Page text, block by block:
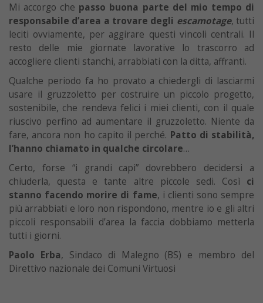
Mi accorgo che passo buona parte del mio tempo di
responsabile d’area a trovare degli escamotage, tutti
leciti ovviamente, per aggirare questi vincoli centrali. Il
resto delle mie giornate lavorative lo trascorro ad
accogliere clienti stanchi, arrabbiati con la ditta, affranti.
Qualche periodo fa ho provato a chiedergli di lasciarmi
usare il gruzzoletto per costruire un piccolo progetto,
sostenibile, che rendeva felici i miei clienti, con il quale
riuscivo perfino ad aumentare il gruzzoletto. Niente da
fare, ancora non ho capito il perché. Patto di stabilità,
l’hanno chiamato in qualche circolare…
Certo, forse “i grandi capi” dovrebbero decidersi a
chiuderla, questa e tante altre piccole sedi. Così ci
stanno facendo morire di fame, i clienti sono sempre
più arrabbiati e loro non rispondono, mentre io e gli altri
piccoli responsabili d’area la faccia dobbiamo metterla
tutti i giorni.
Paolo Erba, Sindaco di Malegno (BS) e membro del
Direttivo nazionale dei Comuni Virtuosi